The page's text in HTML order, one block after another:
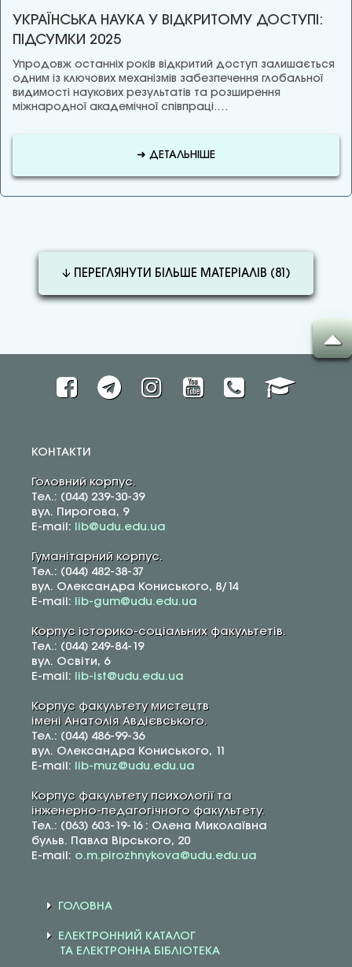
УКРАЇНСЬКА НАУКА У ВІДКРИТОМУ ДОСТУПІ:
ПІДСУМКИ 2025
Упродовж останніх років відкритий доступ залишається
одним із ключових механізмів забезпечення глобальної
видимості наукових результатів та розширення
міжнародної академічної співпраці.…
➜ ДЕТАЛЬНІШЕ
🡫 ПЕРЕГЛЯНУТИ БІЛЬШЕ МАТЕРІАЛІВ (81 )
КОНТАКТИ
Головний корпус.
Тел.: (044) 239-30-39
вул. Пирогова, 9
E-mail:
lib@udu.edu.ua
Гуманітарний корпус.
Тел.: (044) 482-38-37
вул. Олександра Кониського, 8/14
E-mail:
lib-gum@udu.edu.ua
Корпус історико-соціальних факультетів.
Тел.: (044) 249-84-19
вул. Освіти, 6
E-mail:
lib-ist@udu.edu.ua
Корпус факультету мистецтв
імені Анатолія Авдієвського.
Тел.: (044) 486-99-36
вул. Олександра Кониського, 11
E-mail:
lib-muz@udu.edu.ua
Корпус факультету психології та
інженерно-педагогічного факультету.
Тел.: (063) 603-19-16 : Олена Миколаївна
бульв. Павла Вірського, 20
E-mail: o.m.pirozhnykova@udu.edu.ua
ГОЛОВНА
ЕЛЕКТРОННИЙ КАТАЛОГ
ТА ЕЛЕКТРОННА БІБЛІОТЕКА